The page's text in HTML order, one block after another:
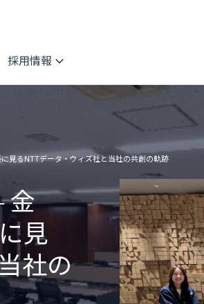
採用情報
見るNTTデータ・ウィズ社と当社の共創の軌跡
金
見
社の